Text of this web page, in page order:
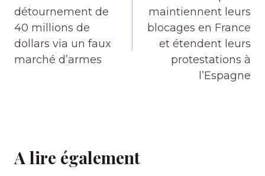
détournement de
40 millions de
dollars via un faux
marché d’armes
maintiennent leurs
blocages en France
et étendent leurs
protestations à
l’Espagne
A lire également